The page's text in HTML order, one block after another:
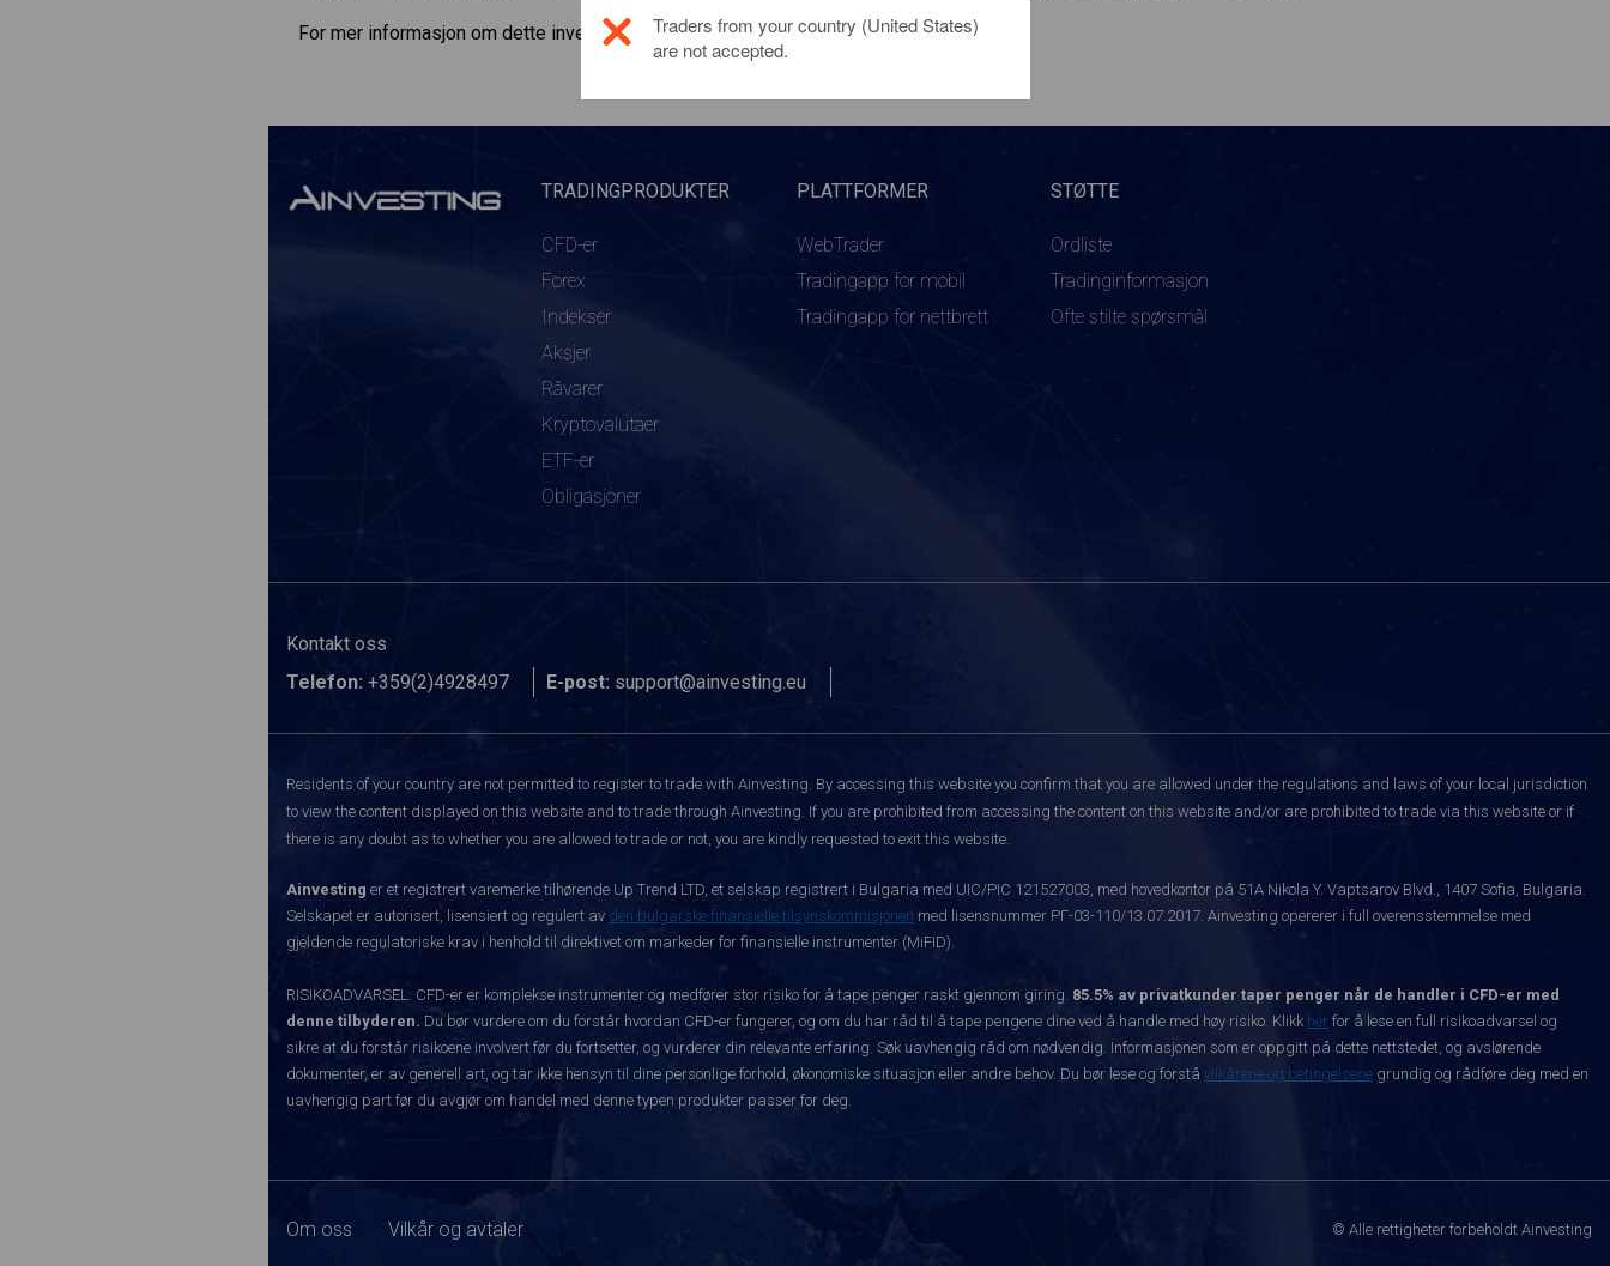
For mer informasjon om dette investeringsproduktet,klikk her
TRADINGPRODUKTER
CFD-er
Forex
Indekser
Aksjer
Råvarer
Kryptovalutaer
ETF-er
Obligasjoner
PLATTFORMER
WebTrader
Tradingapp for mobil
Tradingapp for nettbrett
STØTTE
Ordliste
Tradinginformasjon
Ofte stilte spørsmål
Kontakt oss
Telefon: +359(2)4928497 E-post: support@ainvesting.eu
Residents of your country are not permitted to register to trade with Ainvesting. By accessing this website you confirm that you are allowed under the regulations and laws of your local jurisdiction
to view the content displayed on this website and to trade through Ainvesting. If you are prohibited from accessing the content on this website and/or are prohibited to trade via this website or if
there is any doubt as to whether you are allowed to trade or not, you are kindly requested to exit this website.
Ainvesting er et registrert varemerke tilhørende Up Trend LTD, et selskap registrert i Bulgaria med UIC/PIC 121527003, med hovedkontor på 51A Nikola Y. Vaptsarov Blvd., 1407 Sofia, Bulgaria.
Selskapet er autorisert, lisensiert og regulert av den bulgarske finansielle tilsynskommisjonen med lisensnummer РГ-03-110/13.07.2017. Ainvesting opererer i full overensstemmelse med
gjeldende regulatoriske krav i henhold til direktivet om markeder for finansielle instrumenter (MiFID).
RISIKOADVARSEL: CFD-er er komplekse instrumenter og medfører stor risiko for å tape penger raskt gjennom giring. 85.5% av privatkunder taper penger når de handler i CFD-er med
denne tilbyderen. Du bør vurdere om du forstår hvordan CFD-er fungerer, og om du har råd til å tape pengene dine ved å handle med høy risiko. Klikk her for å lese en full risikoadvarsel og
sikre at du forstår risikoene involvert før du fortsetter, og vurderer din relevante erfaring. Søk uavhengig råd om nødvendig. Informasjonen som er oppgitt på dette nettstedet, og avslørende
dokumenter, er av generell art, og tar ikke hensyn til dine personlige forhold, økonomiske situasjon eller andre behov. Du bør lese og forstå vilkårene og betingelsene grundig og rådføre deg med en
uavhengig part før du avgjør om handel med denne typen produkter passer for deg.
Om oss Vilkår og avtaler © Alle rettigheter forbeholdt Ainvesting
Traders from your country (United States)
are not accepted.